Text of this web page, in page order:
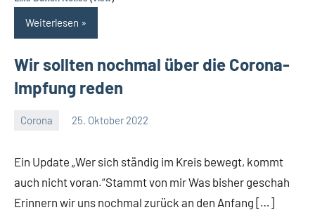
Weiterlesen
Wir sollten nochmal über die Corona-
Impfung reden
Corona 25. Oktober 2022
Ein Update „Wer sich ständig im Kreis bewegt, kommt
auch nicht voran.“Stammt von mir Was bisher geschah
Erinnern wir uns nochmal zurück an den Anfang […]